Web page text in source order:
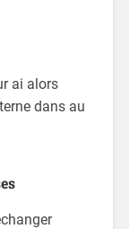
ai alors
dans au